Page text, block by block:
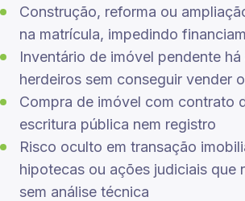
Construção, reforma ou
na matrícula, impedindo
Inventário de imóvel pendente
herdeiros sem conseguir vender
Compra de imóvel com contrato
escritura pública nem registro
Risco oculto em transação
hipotecas ou ações judiciais que
sem análise técnica